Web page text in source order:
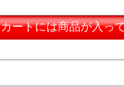
カートには商品が入っ